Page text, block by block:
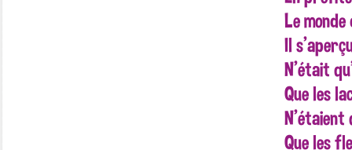
Le
Il
N’était
Que les
Que les